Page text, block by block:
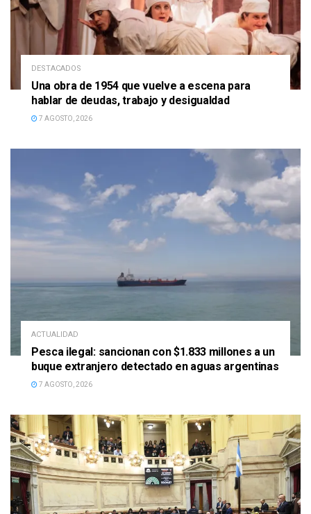
DESTACADOS
Una obra de 1954 que vuelve a escena para
hablar de deudas, trabajo y desigualdad
7 AGOSTO, 2026
ACTUALIDAD
Pesca ilegal: sancionan con $1.833 millones a un
buque extranjero detectado en aguas argentinas
7 AGOSTO, 2026